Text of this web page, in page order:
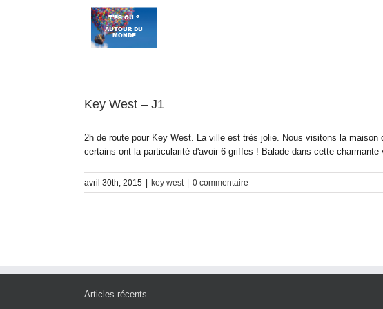
Key West – J1
2h de route pour Key West. La ville est très jolie. Nous visitons la
certains ont la particularité d'avoir 6 griffes ! Balade dans cette
avril 30th, 2015 key west 0 commentaire
Articles récents